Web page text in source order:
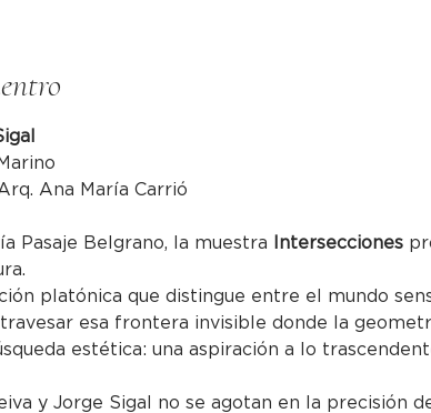
Ana María Carrió
Pasaje Belgrano, la muestra Intersecciones
platónica que distingue entre el mundo
esa frontera invisible donde la
estética: una aspiración a lo
y Jorge Sigal no se agotan en la precisión